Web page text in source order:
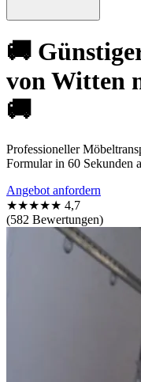
🚚
von Witten
🚚
Professioneller
Formular in 60 Sekunden
Angebot anfordern
★★★★★ 4,7
(582 Bewertungen)